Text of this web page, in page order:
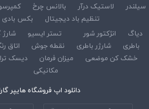
سیلندر
لاستیک درآر بالانس چرخ
تنظیم باد دیجیتال
بکس بادی
دیاگ
انژکتور شور تستر ایسیو شارژ
باطری
شارژر باطری نقطه جوش اتاق
خشک کن موضعی
میزان فرمان دیسک
مکانیکی
دانلود اپ فروشگاه هایپر